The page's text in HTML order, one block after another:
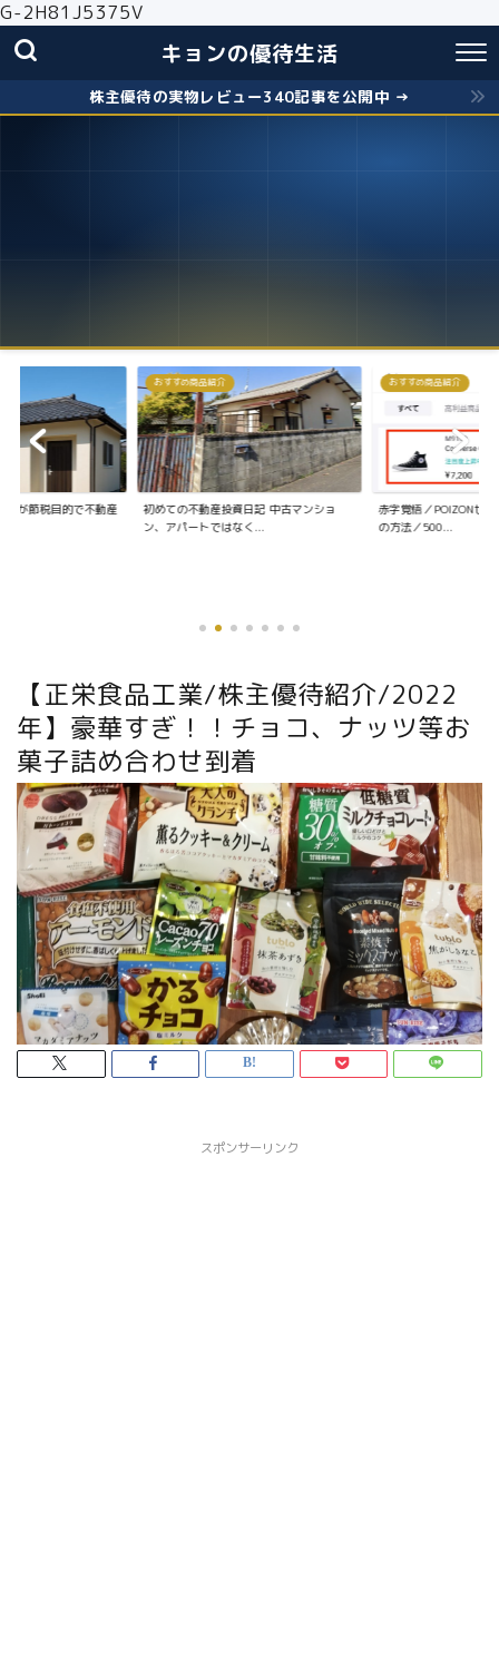
G-2H81J5375V
キョンの優待生活
株主優待の実物レビュー340記事を公開中 →
日記 中古マンショ
おすすめ商品紹介
赤字覚悟／POIZONせどりの仕入れ〜販売
の方法／500...
株主優待
失敗しないクロス取引
お得に株主優...
【正栄食品工業/株主優待紹介/2022
年】豪華すぎ！！チョコ、ナッツ等お
菓子詰め合わせ到着
スポンサーリンク